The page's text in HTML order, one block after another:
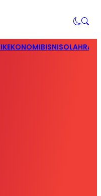
EKONOMIBISNIS